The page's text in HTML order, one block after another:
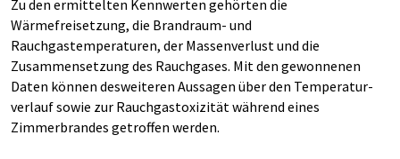
Zu den ermittelten Kennwerten gehörten die
Wärmefreisetzung, die Brandraum- und
Rauchgastemperaturen, der Massenverlust und die
Zusammensetzung des Rauchgases. Mit den gewonnenen
Daten können desweiteren Aussagen über den Temperatur­
verlauf sowie zur Rauchgastoxizität während eines
Zimmerbrandes getroffen werden.